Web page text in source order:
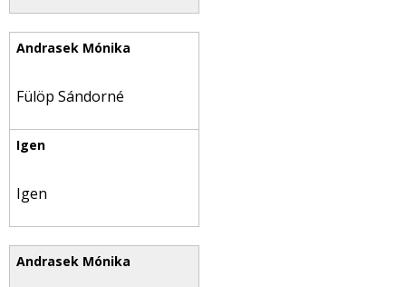
Fülöp Sándorné
Igen